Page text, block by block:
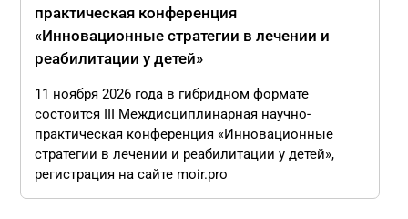
практическая конференция
«Инновационные стратегии в лечении и
реабилитации у детей»
11 ноября 2026 года в гибридном формате
состоится III Междисциплинарная научно-
практическая конференция «Инновационные
стратегии в лечении и реабилитации у детей»,
регистрация на сайте moir.pro